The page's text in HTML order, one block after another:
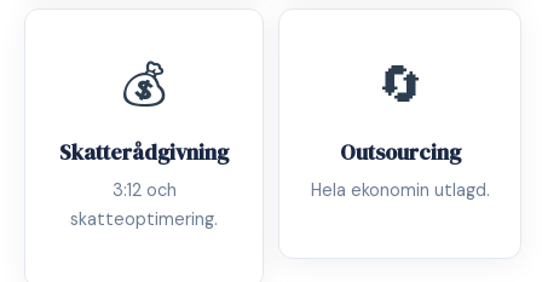
💰
Skatterådgivning
3:12 och
skatteoptimering.
🔄
Outsourcing
Hela ekonomin utlagd.